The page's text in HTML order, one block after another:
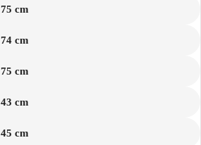
75 cm
74 cm
75 cm
43 cm
45 cm